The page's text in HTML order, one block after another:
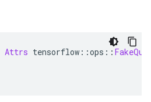
Attrs tensorflow ::ops ::